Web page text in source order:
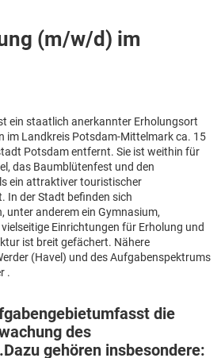
(m/w/d) im
ein staatlich anerkannter Erholungsort
im Landkreis Potsdam-Mittelmark ca. 15
Potsdam entfernt. Sie ist weithin für
das Baumblütenfest und den
ein attraktiver touristischer
In der Stadt befinden sich
unter anderem ein Gymnasium,
Einrichtungen für Erholung und
ist breit gefächert. Nähere
(Havel) und des Aufgabenspektrums
.
die
des
Dazu gehören insbesondere:
Karte anzeigen